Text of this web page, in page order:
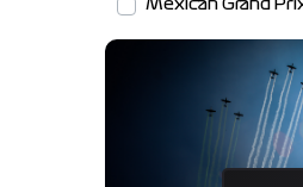
Mexican Grand